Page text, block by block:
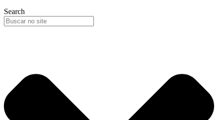
Search